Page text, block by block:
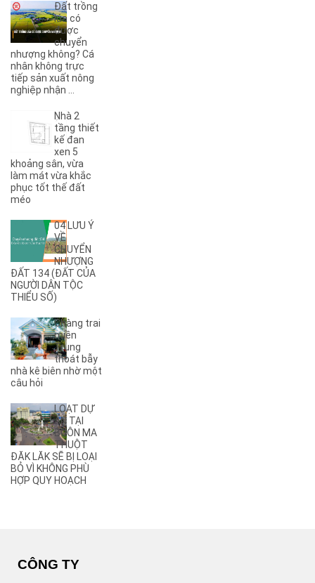
8B(3)
8KC(1)
9A(1)
9KC(1)
A(7)
A Dừa(5)
(7)
(3)
A12 (6)
A13(2)
A14(1)
A2(7)
A3(5)
A5(8)
A6(5)
A7(17)
A8(3)
A9(2)
Ama Jhao(27)
Ama Khê (44)
Ama Pui
Ami Đoan(2)
An Dương Vương (8)
Ân Phú(3)
Âu Cơ(3)
B(2)
B5(6)
Đất trồng
lúa có
được
chuyển
nhượng không? Cá
nhân không trực
tiếp sản xuất nông
nghiệp nhận ...
Nhà 2
tầng thiết
kế đan
xen 5
khoảng sân, vừa
làm mát vừa khắc
phục tốt thế đất
méo
04 LƯU Ý
VỀ
CHUYỂN
NHƯỢNG
ĐẤT 134 (ĐẤT CỦA
NGƯỜI DÂN TỘC
THIỂU SỐ)
Chàng trai
miền
Trung
thoát bẫy
nhà kê biên nhờ một
câu hỏi
LOẠT DỰ
ÁN TẠI
BUÔN MA
THUỘT
ĐĂK LĂK SẼ BỊ LOẠI
BỎ VÌ KHÔNG PHÙ
HỢP QUY HOẠCH
CÔNG TY